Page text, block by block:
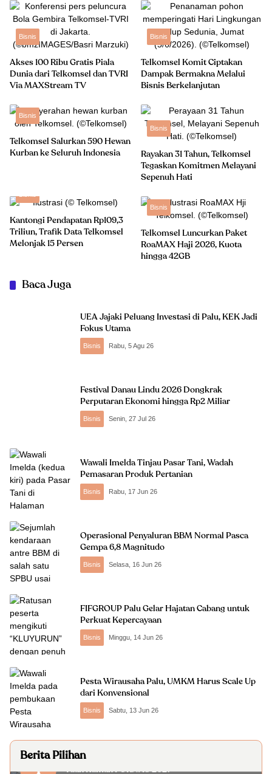
Bisnis
Akses 100 Ribu Gratis Piala
Dunia dari Telkomsel dan TVRI
Via MAXStream TV
Bisnis
Telkomsel Komit Ciptakan
Dampak Bermakna Melalui
Bisnis Berkelanjutan
Bisnis
Telkomsel Salurkan 590 Hewan
Kurban ke Seluruh Indonesia
Bisnis
Rayakan 31 Tahun, Telkomsel
Tegaskan Komitmen Melayani
Sepenuh Hati
Kantongi Pendapatan Rp109,3
Triliun, Trafik Data Telkomsel
Melonjak 15 Persen
Bisnis
Telkomsel Luncurkan Paket
RoaMAX Haji 2026, Kuota
hingga 42GB
Baca Juga
UEA Jajaki Peluang Investasi di Palu, KEK Jadi
Fokus Utama
Bisnis Rabu, 5 Agu 26
Festival Danau Lindu 2026 Dongkrak
Perputaran Ekonomi hingga Rp2 Miliar
Bisnis Senin, 27 Jul 26
Wawali Imelda Tinjau Pasar Tani, Wadah
Pemasaran Produk Pertanian
Bisnis Rabu, 17 Jun 26
Operasional Penyaluran BBM Normal Pasca
Gempa 6,8 Magnitudo
Bisnis Selasa, 16 Jun 26
FIFGROUP Palu Gelar Hajatan Cabang untuk
Perkuat Kepercayaan
Bisnis Minggu, 14 Jun 26
Pesta Wirausaha Palu, UMKM Harus Scale Up
dari Konvensional
Bisnis Sabtu, 13 Jun 26
Berita Pilihan
1
Pemprov Sulteng Kecewa Pembatalan Status
Tuan Rumah FORNAS 2027